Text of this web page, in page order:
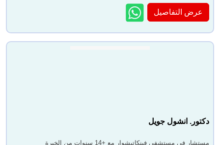
عرض التفاصيل
دكتور. انشول جويل
مستشار في مستشفى فينكاتيشوار مع +14 سنوات من الخبرة